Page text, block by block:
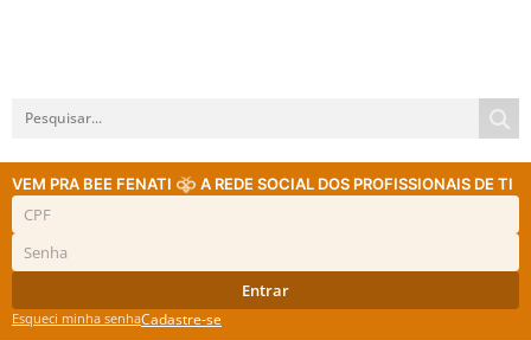
VEM PRA BEE FENATI A REDE SOCIAL DOS PROFISSIONAIS DE TI
Entrar
Esqueci minha senhaCadastre-se